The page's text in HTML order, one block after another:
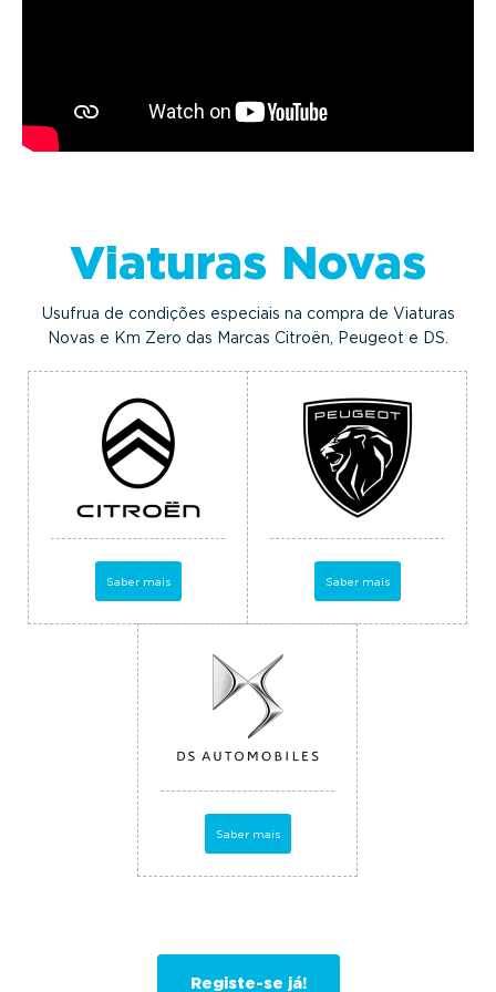
Viaturas Novas
Usufrua de condições especiais na compra de Viaturas
Novas e Km Zero das Marcas Citroën, Peugeot e DS.
Saber mais Saber mais
Saber mais
Registe-se já!